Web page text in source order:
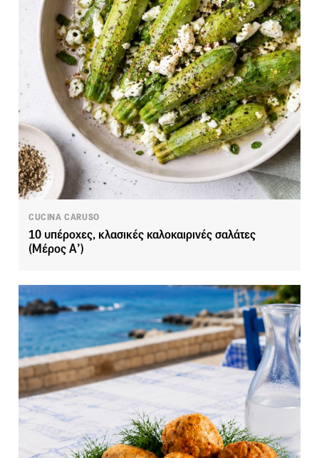
CUCINA CARUSO
10 υπέροχες, κλασικές καλοκαιρινές σαλάτες
(Μέρος Α’)